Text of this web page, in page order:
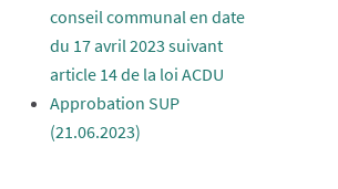
conseil communal en date
du 17 avril 2023 suivant
article 14 de la loi ACDU
Approbation SUP
(21.06.2023)